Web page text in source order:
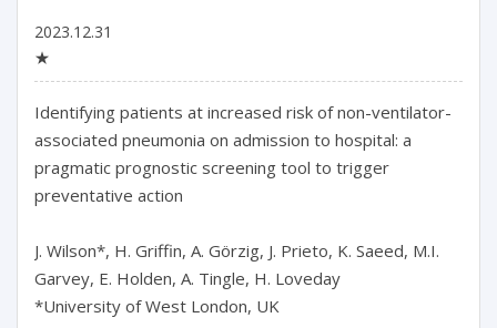
2023.12.31
★
Identifying patients at increased risk of non-ventilator-
associated pneumonia on admission to hospital: a
pragmatic prognostic screening tool to trigger
preventative action
J. Wilson*, H. Griffin, A. Görzig, J. Prieto, K. Saeed, M.I.
Garvey, E. Holden, A. Tingle, H. Loveday
*University of West London, UK